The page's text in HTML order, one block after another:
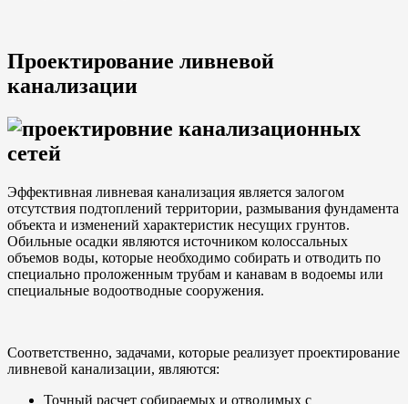
Проектирование ливневой
канализации
Эффективная ливневая канализация является залогом
отсутствия подтоплений территории, размывания фундамента
объекта и изменений характеристик несущих грунтов.
Обильные осадки являются источником колоссальных
объемов воды, которые необходимо собирать и отводить по
специально проложенным трубам и канавам в водоемы или
специальные водоотводные сооружения.
Соответственно, задачами, которые реализует проектирование
ливневой канализации, являются:
Точный расчет собираемых и отводимых с